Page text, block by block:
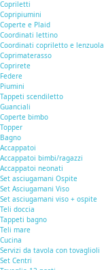
Copriletti
Copripiumini
Coperte e Plaid
Coordinati lettino
Coordinati copriletto e lenzuola
Coprimaterasso
Coprirete
Federe
Piumini
Tappeti scendiletto
Guanciali
Coperte bimbo
Topper
Bagno
Accappatoi
Accappatoi bimbi/ragazzi
Accappatoi neonati
Set asciugamani Ospite
Set Asciugamani Viso
Set asciugamani viso + ospite
Teli doccia
Tappeti bagno
Teli mare
Cucina
Servizi da tavola con tovaglioli
Set Centri